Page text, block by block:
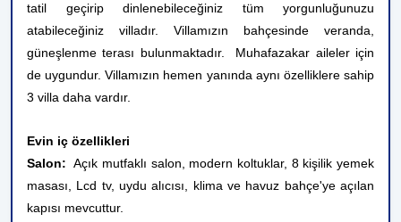
tatil geçirip dinlenebileceğiniz tüm yorgunluğunuzu
atabileceğiniz villadır. Villamızın bahçesinde veranda,
güneşlenme terası bulunmaktadır. Muhafazakar aileler için
de uygundur. Villamızın hemen yanında aynı özelliklere sahip
3 villa daha vardır.
Evin iç özellikleri
Salon: Açık mutfaklı salon, modern koltuklar, 8 kişilik yemek
masası, Lcd tv, uydu alıcısı, klima ve havuz bahçe'ye açılan
kapısı mevcuttur.